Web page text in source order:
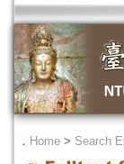
． Home > Search